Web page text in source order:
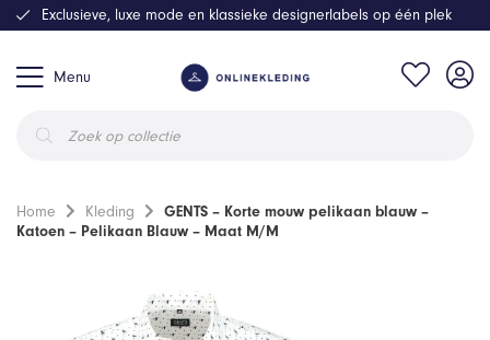
Menu
zoeken
Exclusieve, luxe mode en klassieke designerlabels op één plek
Home Kleding
GENTS – Korte mouw pelikaan blauw –
Katoen – Pelikaan Blauw – Maat M/M